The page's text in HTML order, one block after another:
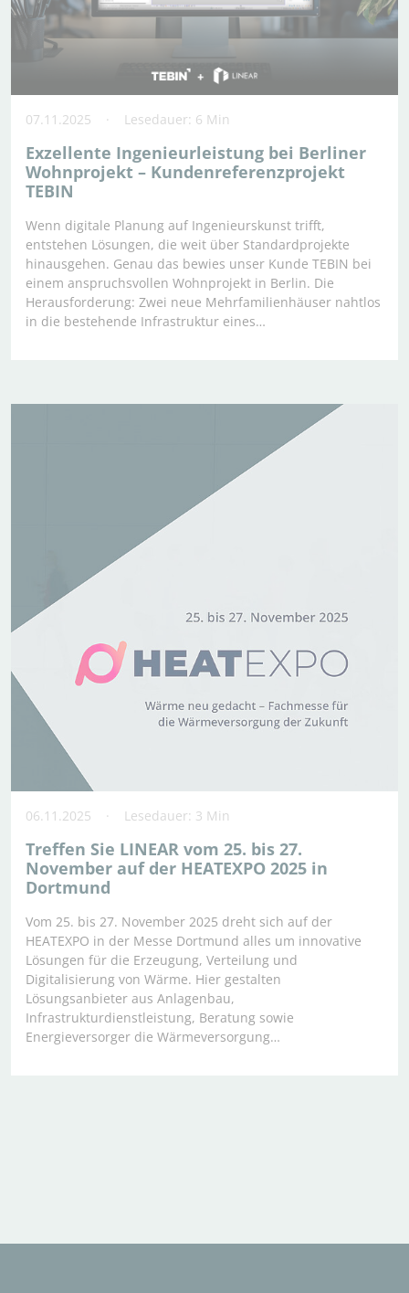
07.11.2025 Lesedauer: 6 Min
Exzellente Ingenieurleistung bei Berliner
Wohnprojekt – Kundenreferenzprojekt
TEBIN
Wenn digitale Planung auf Ingenieurskunst trifft,
entstehen Lösungen, die weit über Standardprojekte
hinausgehen. Genau das bewies unser Kunde TEBIN bei
einem anspruchsvollen Wohnprojekt in Berlin. Die
Herausforderung: Zwei neue Mehrfamilienhäuser nahtlos
in die bestehende Infrastruktur eines…
06.11.2025 Lesedauer: 3 Min
Treffen Sie LINEAR vom 25. bis 27.
November auf der HEATEXPO 2025 in
Dortmund
Vom 25. bis 27. November 2025 dreht sich auf der
HEATEXPO in der Messe Dortmund alles um innovative
Lösungen für die Erzeugung, Verteilung und
Digitalisierung von Wärme. Hier gestalten
Lösungsanbieter aus Anlagenbau,
Infrastrukturdienstleistung, Beratung sowie
Energieversorger die Wärmeversorgung…